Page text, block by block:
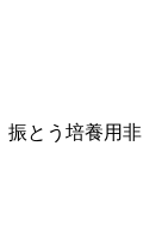
振とう培養用非